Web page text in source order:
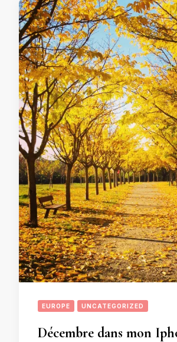
EUROPE UNCATEGORIZED
Décembre dans mon